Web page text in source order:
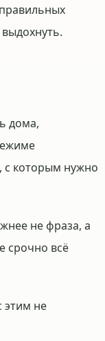
дома,
с которым нужно
не фраза, а
срочно всё
этим не